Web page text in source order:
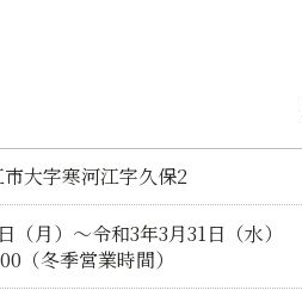
市大字寒河江字久保2
（月）～令和3年3月31日（水）
（冬季営業時間）